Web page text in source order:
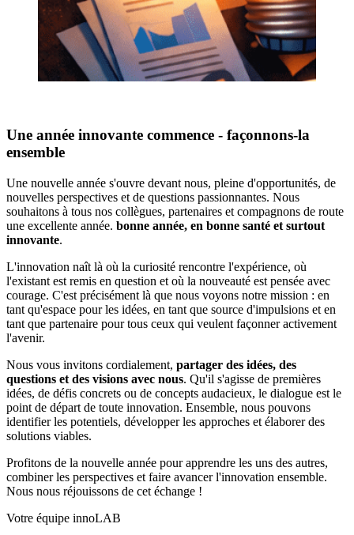
Une année innovante commence - façonnons-la
ensemble
Une nouvelle année s'ouvre devant nous, pleine d'opportunités, de
nouvelles perspectives et de questions passionnantes. Nous
souhaitons à tous nos collègues, partenaires et compagnons de route
une excellente année. bonne année, en bonne santé et surtout
innovante.
L'innovation naît là où la curiosité rencontre l'expérience, où
l'existant est remis en question et où la nouveauté est pensée avec
courage. C'est précisément là que nous voyons notre mission : en
tant qu'espace pour les idées, en tant que source d'impulsions et en
tant que partenaire pour tous ceux qui veulent façonner activement
l'avenir.
Nous vous invitons cordialement, partager des idées, des
questions et des visions avec nous. Qu'il s'agisse de premières
idées, de défis concrets ou de concepts audacieux, le dialogue est le
point de départ de toute innovation. Ensemble, nous pouvons
identifier les potentiels, développer les approches et élaborer des
solutions viables.
Profitons de la nouvelle année pour apprendre les uns des autres,
combiner les perspectives et faire avancer l'innovation ensemble.
Nous nous réjouissons de cet échange !
Votre équipe innoLAB